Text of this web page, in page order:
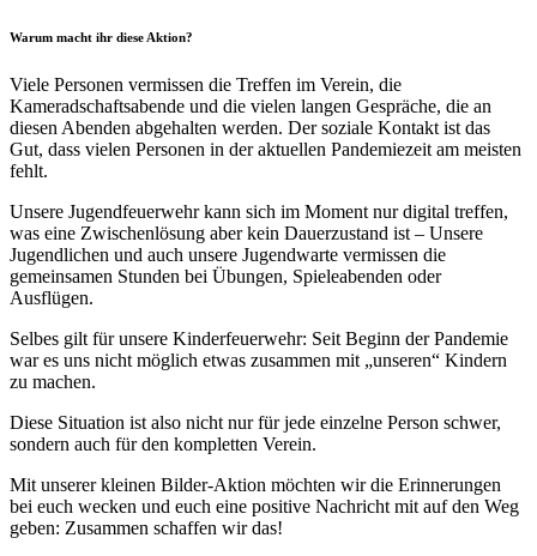
Warum macht ihr diese Aktion?
Viele Personen vermissen die Treffen im Verein, die
Kameradschaftsabende und die vielen langen Gespräche, die an
diesen Abenden abgehalten werden. Der soziale Kontakt ist das
Gut, dass vielen Personen in der aktuellen Pandemiezeit am meisten
fehlt.
Unsere Jugendfeuerwehr kann sich im Moment nur digital treffen,
was eine Zwischenlösung aber kein Dauerzustand ist – Unsere
Jugendlichen und auch unsere Jugendwarte vermissen die
gemeinsamen Stunden bei Übungen, Spieleabenden oder
Ausflügen.
Selbes gilt für unsere Kinderfeuerwehr: Seit Beginn der Pandemie
war es uns nicht möglich etwas zusammen mit „unseren“ Kindern
zu machen.
Diese Situation ist also nicht nur für jede einzelne Person schwer,
sondern auch für den kompletten Verein.
Mit unserer kleinen Bilder-Aktion möchten wir die Erinnerungen
bei euch wecken und euch eine positive Nachricht mit auf den Weg
geben: Zusammen schaffen wir das!